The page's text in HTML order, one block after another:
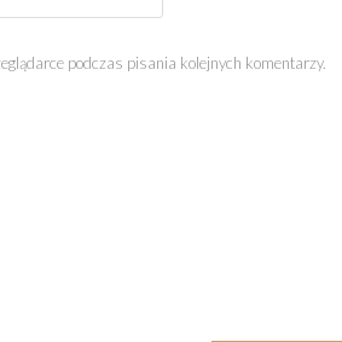
podczas pisania kolejnych komentarzy.